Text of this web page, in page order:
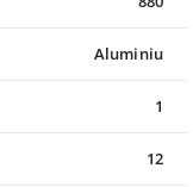
Aluminiu
1
12